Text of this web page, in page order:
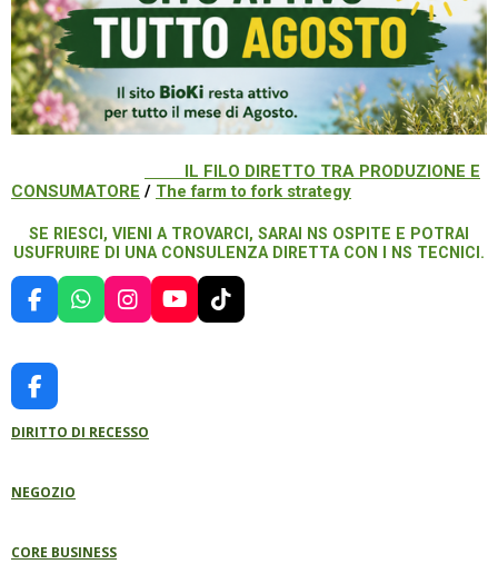
IL FILO DIRETTO TRA PRODUZIONE E
CONSUMATORE / The farm to fork strategy
SE RIESCI, VIENI A TROVARCI, SARAI NS OSPITE E POTRAI
USUFRUIRE DI UNA CONSULENZA DIRETTA CON I NS TECNICI.
F
A
E
B
O
O
W
H
P
I
N
R
Y
O
T
I
F
A
C
O
K
DIRITTO DI RECESSO
NEGOZIO
CORE BUSINESS